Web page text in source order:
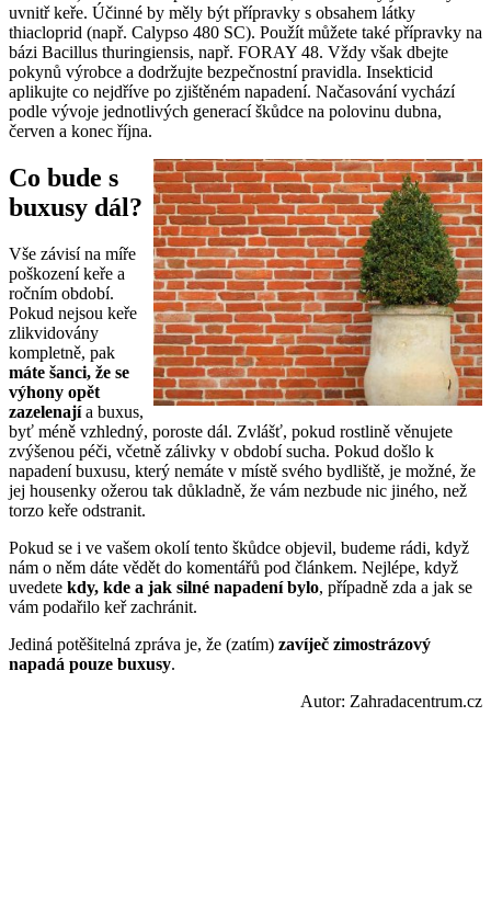
uvnitř keře. Účinné by měly být přípravky s obsahem látky
thiacloprid (např. Calypso 480 SC). Použít můžete také přípravky na
bázi Bacillus thuringiensis, např. FORAY 48. Vždy však dbejte
pokynů výrobce a dodržujte bezpečnostní pravidla. Insekticid
aplikujte co nejdříve po zjištěném napadení. Načasování vychází
podle vývoje jednotlivých generací škůdce na polovinu dubna,
červen a konec října.
Co bude s
buxusy dál?
Vše závisí na míře
poškození keře a
ročním období.
Pokud nejsou keře
zlikvidovány
kompletně, pak
máte šanci, že se
výhony opět
zazelenajía buxus,
byť méně vzhledný, poroste dál. Zvlášť, pokud rostlině věnujete
zvýšenou péči, včetně zálivky v období sucha. Pokud došlo k
napadení buxusu, který nemáte v místě svého bydliště, je možné, že
jej housenky ožerou tak důkladně, že vám nezbude nic jiného, než
torzo keře odstranit.
Pokud se i ve vašem okolí tento škůdce objevil, budeme rádi, když
nám o něm dáte vědět do komentářů pod článkem. Nejlépe, když
uvedete kdy, kde a jak silné napadení bylo, případně zda a jak se
vám podařilo keř zachránit.
Jediná potěšitelná zpráva je, že (zatím) zavíječ zimostrázový
napadá pouze buxusy.
Autor: Zahradacentrum.cz